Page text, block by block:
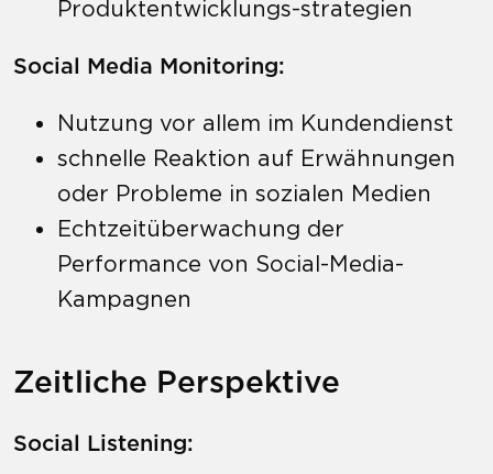
Produktentwicklungs-strategien
Social Media Monitoring:
Nutzung vor allem im Kundendienst
schnelle Reaktion auf Erwähnungen
oder Probleme in sozialen Medien
Echtzeitüberwachung der
Performance von Social-Media-
Kampagnen
Zeitliche Perspektive
Social Listening: